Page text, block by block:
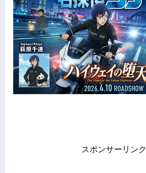
スポンサーリンク